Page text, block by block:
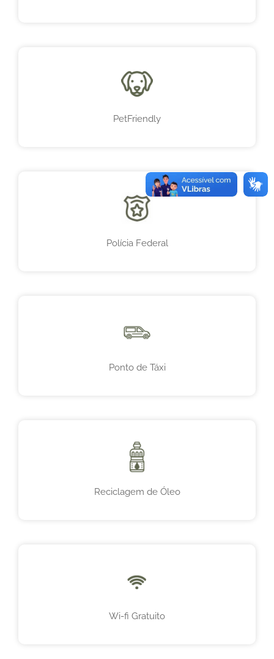
PetFriendly
Polícia Federal
Ponto de Táxi
Reciclagem de Óleo
Wi-fi Gratuito